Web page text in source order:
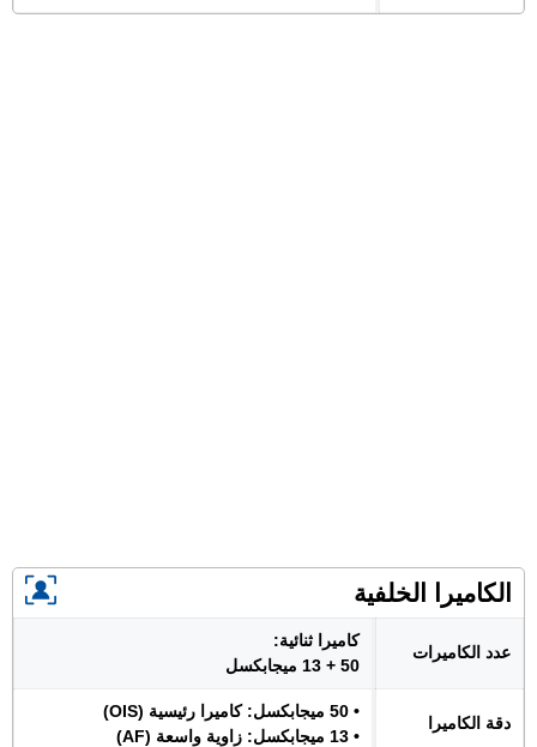
الكاميرا الخلفية
عدد الكاميرات
كاميرا ثنائية:
50 + 13 ميجابكسل
دقة الكاميرا
• 50 ميجابكسل: كاميرا رئيسية (OIS)
• 13 ميجابكسل: زاوية واسعة (AF)